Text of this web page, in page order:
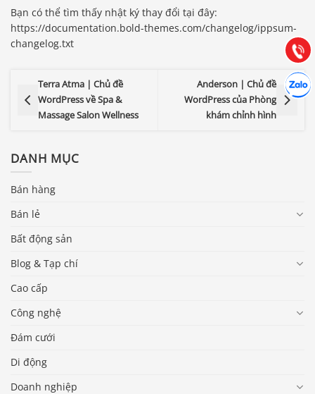
Bạn có thể tìm thấy nhật ký thay đổi tại đây:
https://documentation.bold-themes.com/changelog/ippsum-
changelog.txt
Terra Atma | Chủ đề
WordPress về Spa &
Massage Salon Wellness
Anderson | Chủ đề
WordPress của Phòng
khám chỉnh hình
DANH MỤC
Bán hàng
Bán lẻ
Bất động sản
Blog & Tạp chí
Cao cấp
Công nghệ
Đám cưới
Di động
Doanh nghiệp
Gọi
Hướng dẫn & Hỗ trợ:
(028) 22.166.144
Chát
Hợp tác